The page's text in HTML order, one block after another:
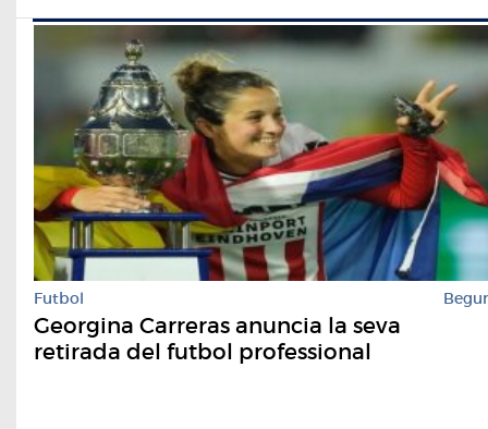
Futbol Begur
Georgina Carreras anuncia la seva
retirada del futbol professional